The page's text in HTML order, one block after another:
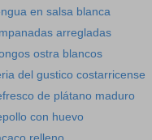
en salsa blanca
arregladas
ostra blancos
del gustico costarricense
de plátano maduro
con huevo